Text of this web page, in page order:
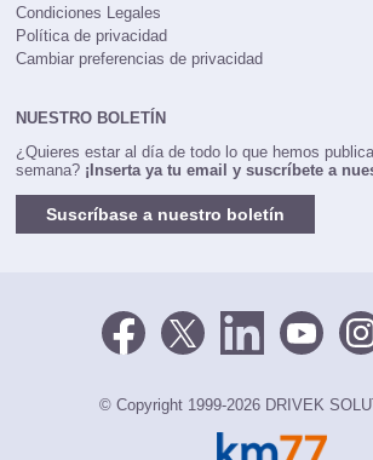
Condiciones Legales
Política de privacidad
Cambiar preferencias de privacidad
NUESTRO BOLETÍN
¿Quieres estar al día de todo lo que hemos
semana? ¡Inserta ya tu email y suscríbete a
Suscríbase a nuestro boletín
© Copyright 1999-2026 DRIVEK